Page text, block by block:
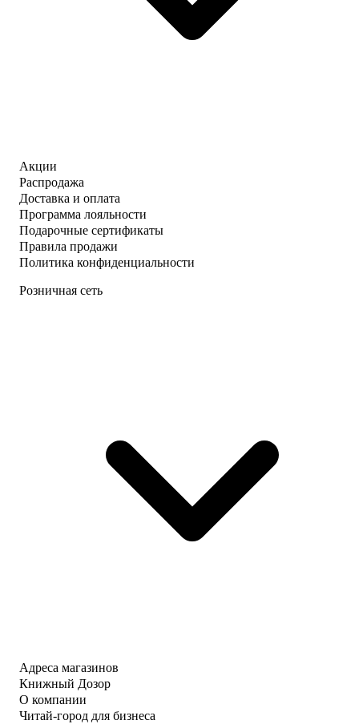
Акции
Распродажа
Доставка и оплата
Программа лояльности
Подарочные сертификаты
Правила продажи
Политика конфиденциальности
Розничная сеть
Адреса магазинов
Книжный Дозор
О компании
Читай-город для бизнеса